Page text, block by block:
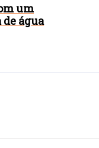
um
água